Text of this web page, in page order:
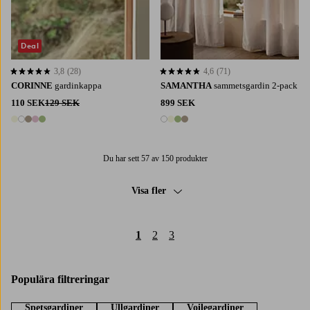
CORINNE gardinkappa
110 SEK129 SEK
5 färger
3,8 baserat på 28 st betyg
3,8 (28)
Deal
SAMANTHA sammetsgardin 2-pack
899 SEK
4 färger
4,6 baserat på 71 st betyg
4,6 (71)
Du har sett 57 av 150 produkter
Visa fler
1 2 3
Populära filtreringar
Spetsgardiner Ullgardiner Voilegardiner